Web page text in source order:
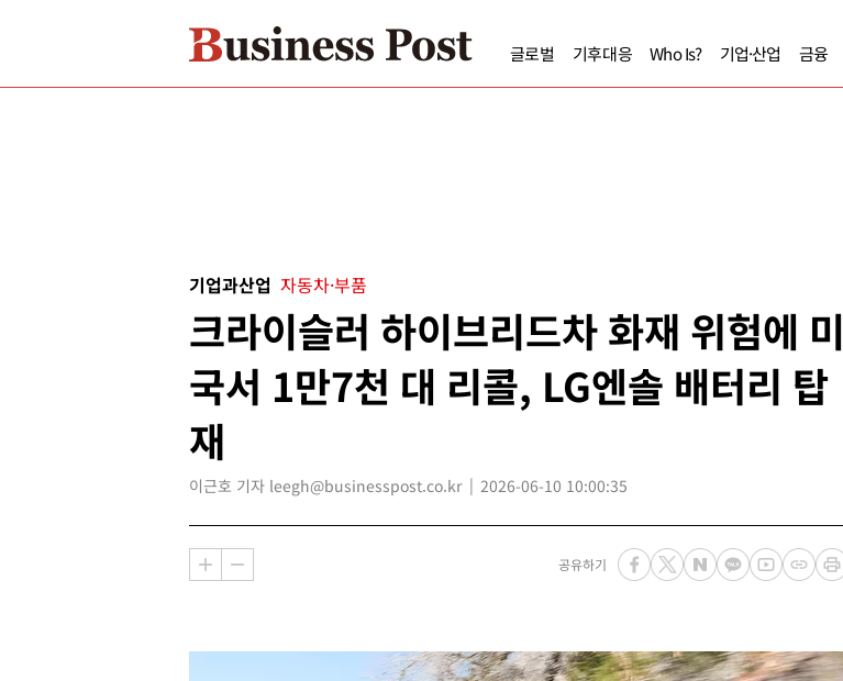
글로벌 기후대응 Who Is? 기업·산업 금융
기업과산업 자동차·부품
크라이슬러 하이브리드차 화재 위험에 미
국서 1만7천 대 리콜, LG엔솔 배터리 탑
재
이근호 기자 leegh@businesspost.co.kr 2026-06-10 10:00:35
공유하기